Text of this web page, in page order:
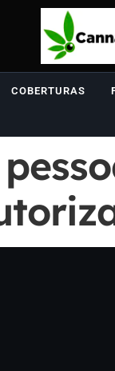
COBERTURAS